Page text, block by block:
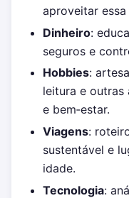
aproveitar
Dinheiro:
seguros e
Hobbies:
leitura e outras
e bem‑estar.
Viagens:
sustentável e
idade.
Tecnologia: